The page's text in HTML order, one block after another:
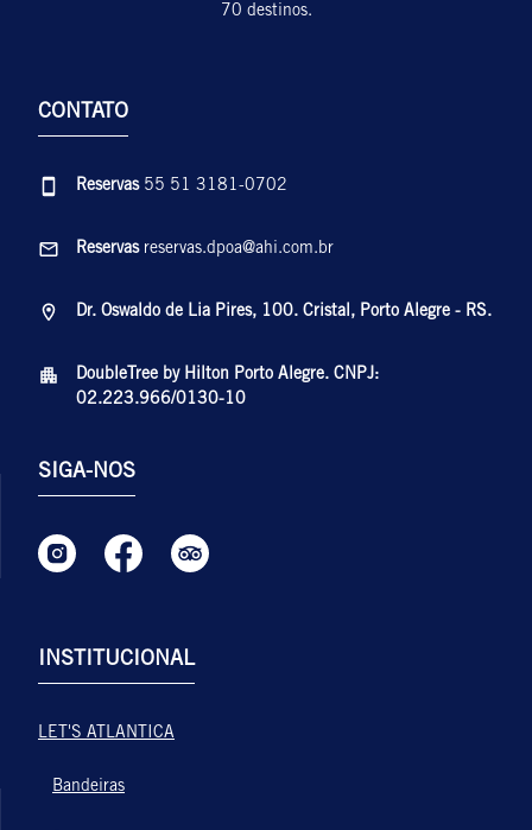
70 destinos.
CONTATO
Reservas55 51 3181-0702
Reservas reservas.dpoa@ahi.com.br
Dr. Oswaldo de Lia Pires, 100. Cristal, Porto Alegre - RS.
DoubleTree by Hilton Porto Alegre. CNPJ:
02.223.966/0130-10
SIGA-NOS
INSTITUCIONAL
LET'S ATLANTICA
Bandeiras